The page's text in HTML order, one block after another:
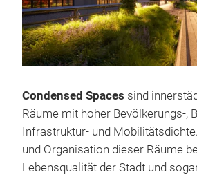
Condensed Spaces sind
Räume mit hoher Bevölkerungs-,
Infrastruktur- und
und Organisation dieser Räume
Lebensqualität der Stadt und